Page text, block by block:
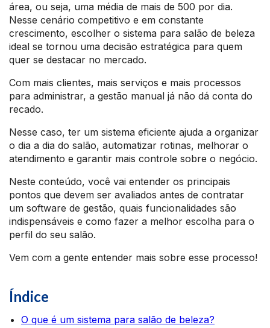
área, ou seja, uma média de mais de 500 por dia.
Nesse cenário competitivo e em constante
crescimento, escolher o sistema para salão de beleza
ideal se tornou uma decisão estratégica para quem
quer se destacar no mercado.
Com mais clientes, mais serviços e mais processos
para administrar, a gestão manual já não dá conta do
recado.
Nesse caso, ter um sistema eficiente ajuda a organizar
o dia a dia do salão, automatizar rotinas, melhorar o
atendimento e garantir mais controle sobre o negócio.
Neste conteúdo, você vai entender os principais
pontos que devem ser avaliados antes de contratar
um software de gestão, quais funcionalidades são
indispensáveis e como fazer a melhor escolha para o
perfil do seu salão.
Vem com a gente entender mais sobre esse processo!
Índice
O que é um sistema para salão de beleza?